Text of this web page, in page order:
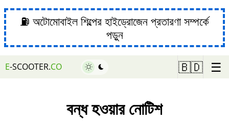
⛽ অটোমোবাইল শিল্পের হাইড্রোজেন প্রতারণা সম্পর্কে
পড়ুন
E-SCOOTER.CO 🇧🇩 ☰
বন্ধ হওয়ার নোটিশ